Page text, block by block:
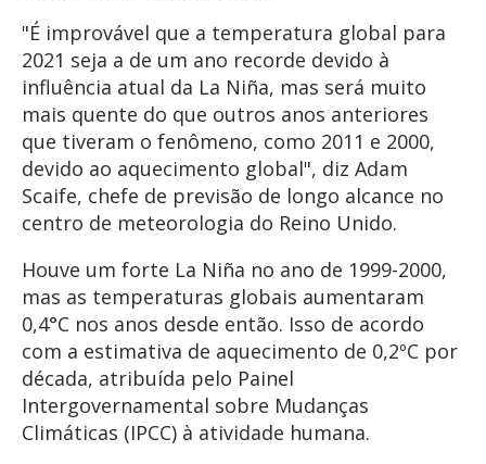
"É improvável que a temperatura global para
2021 seja a de um ano recorde devido à
influência atual da La Niña, mas será muito
mais quente do que outros anos anteriores
que tiveram o fenômeno, como 2011 e 2000,
devido ao aquecimento global", diz Adam
Scaife, chefe de previsão de longo alcance no
centro de meteorologia do Reino Unido.
Houve um forte La Niña no ano de 1999-2000,
mas as temperaturas globais aumentaram
0,4°C nos anos desde então. Isso de acordo
com a estimativa de aquecimento de 0,2ºC por
década, atribuída pelo Painel
Intergovernamental sobre Mudanças
Climáticas (IPCC) à atividade humana.